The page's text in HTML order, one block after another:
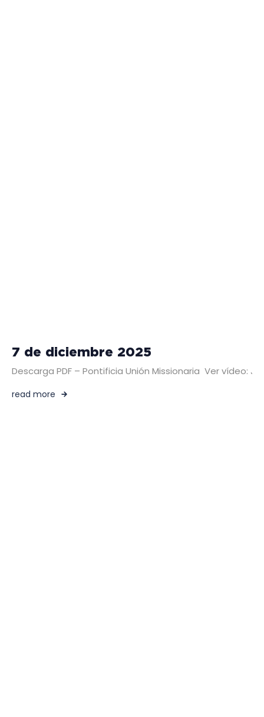
7 de diciembre 2025
Descarga PDF – Pontificia Unión Missionaria Ver vídeo:
read more